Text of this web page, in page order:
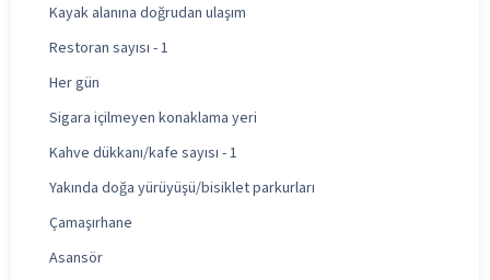
Kayak alanına doğrudan ulaşım
Restoran sayısı - 1
Her gün
Sigara içilmeyen konaklama yeri
Kahve dükkanı/kafe sayısı - 1
Yakında doğa yürüyüşü/bisiklet parkurları
Çamaşırhane
Asansör